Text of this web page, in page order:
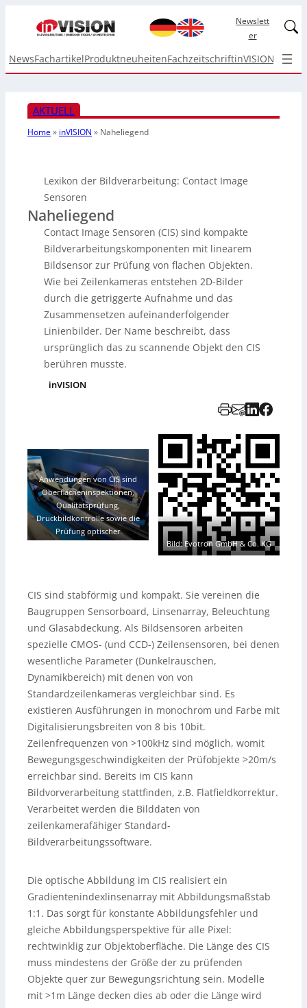
Newslett
er
NewsFachartikelProduktneuheitenFachzeitschriftinVISION Top
AKTUELL
Home» inVISION » Naheliegend
Lexikon der Bildverarbeitung: Contact Image
Sensoren
Naheliegend
Contact Image Sensoren (CIS) sind kompakte
Bildverarbeitungskomponenten mit linearem
Bildsensor zur Prüfung von flachen Objekten.
Wie bei Zeilenkameras entstehen 2D-Bilder
durch die getriggerte Aufnahme und das
Zusammensetzen aufeinanderfolgender
Linienbilder. Der Name beschreibt, dass
ursprünglich das zu scannende Objekt den CIS
berühren musste.
inVISION
Anwendungen von CIS sind
Oberflächeninspektionen,
Qualitätsprüfung,
Druckbildkontrolle sowie die
Prüfung optischer
Bild: Evotron GmbH & Co. KG
CIS sind stabförmig und kompakt. Sie vereinen die
Baugruppen Sensorboard, Linsenarray, Beleuchtung
und Glasabdeckung. Als Bildsensoren arbeiten
spezielle CMOS- (und CCD-) Zeilensensoren, bei denen
wesentliche Parameter (Dunkelrauschen,
Dynamikbereich) mit denen von von
Standardzeilenkameras vergleichbar sind. Es
existieren Ausführungen in monochrom und Farbe mit
Digitalisierungsbreiten von 8 bis 10bit.
Zeilenfrequenzen von >100kHz sind möglich, womit
Bewegungsgeschwindigkeiten der Prüfobjekte >20m/s
erreichbar sind. Bereits im CIS kann
Bildvorverarbeitung stattfinden, z.B. Flatfieldkorrektur.
Verarbeitet werden die Bilddaten von
zeilenkamerafähiger Standard-
Bildverarbeitungssoftware.
Die optische Abbildung im CIS realisiert ein
Gradientenindexlinsenarray mit Abbildungsmaßstab
1:1. Das sorgt für konstante Abbildungsfehler und
gleiche Abbildungsperspektive für alle Pixel:
rechtwinklig zur Objektoberfläche. Die Länge des CIS
muss mindestens der Größe der zu prüfenden
Objekte quer zur Bewegungsrichtung sein. Modelle
mit >1m Länge decken dies ab oder die Länge wird